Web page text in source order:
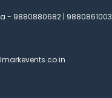
- 9880880682 | 9880861003